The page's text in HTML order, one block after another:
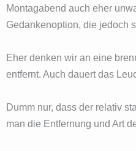
Montagabend auch eher
Gedankenoption, die jedoch
Eher denken wir an eine
entfernt. Auch dauert das
Dumm nur, dass der relativ
man die Entfernung und Art